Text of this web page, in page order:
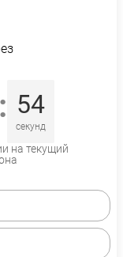
: 54
секунд
на текущий